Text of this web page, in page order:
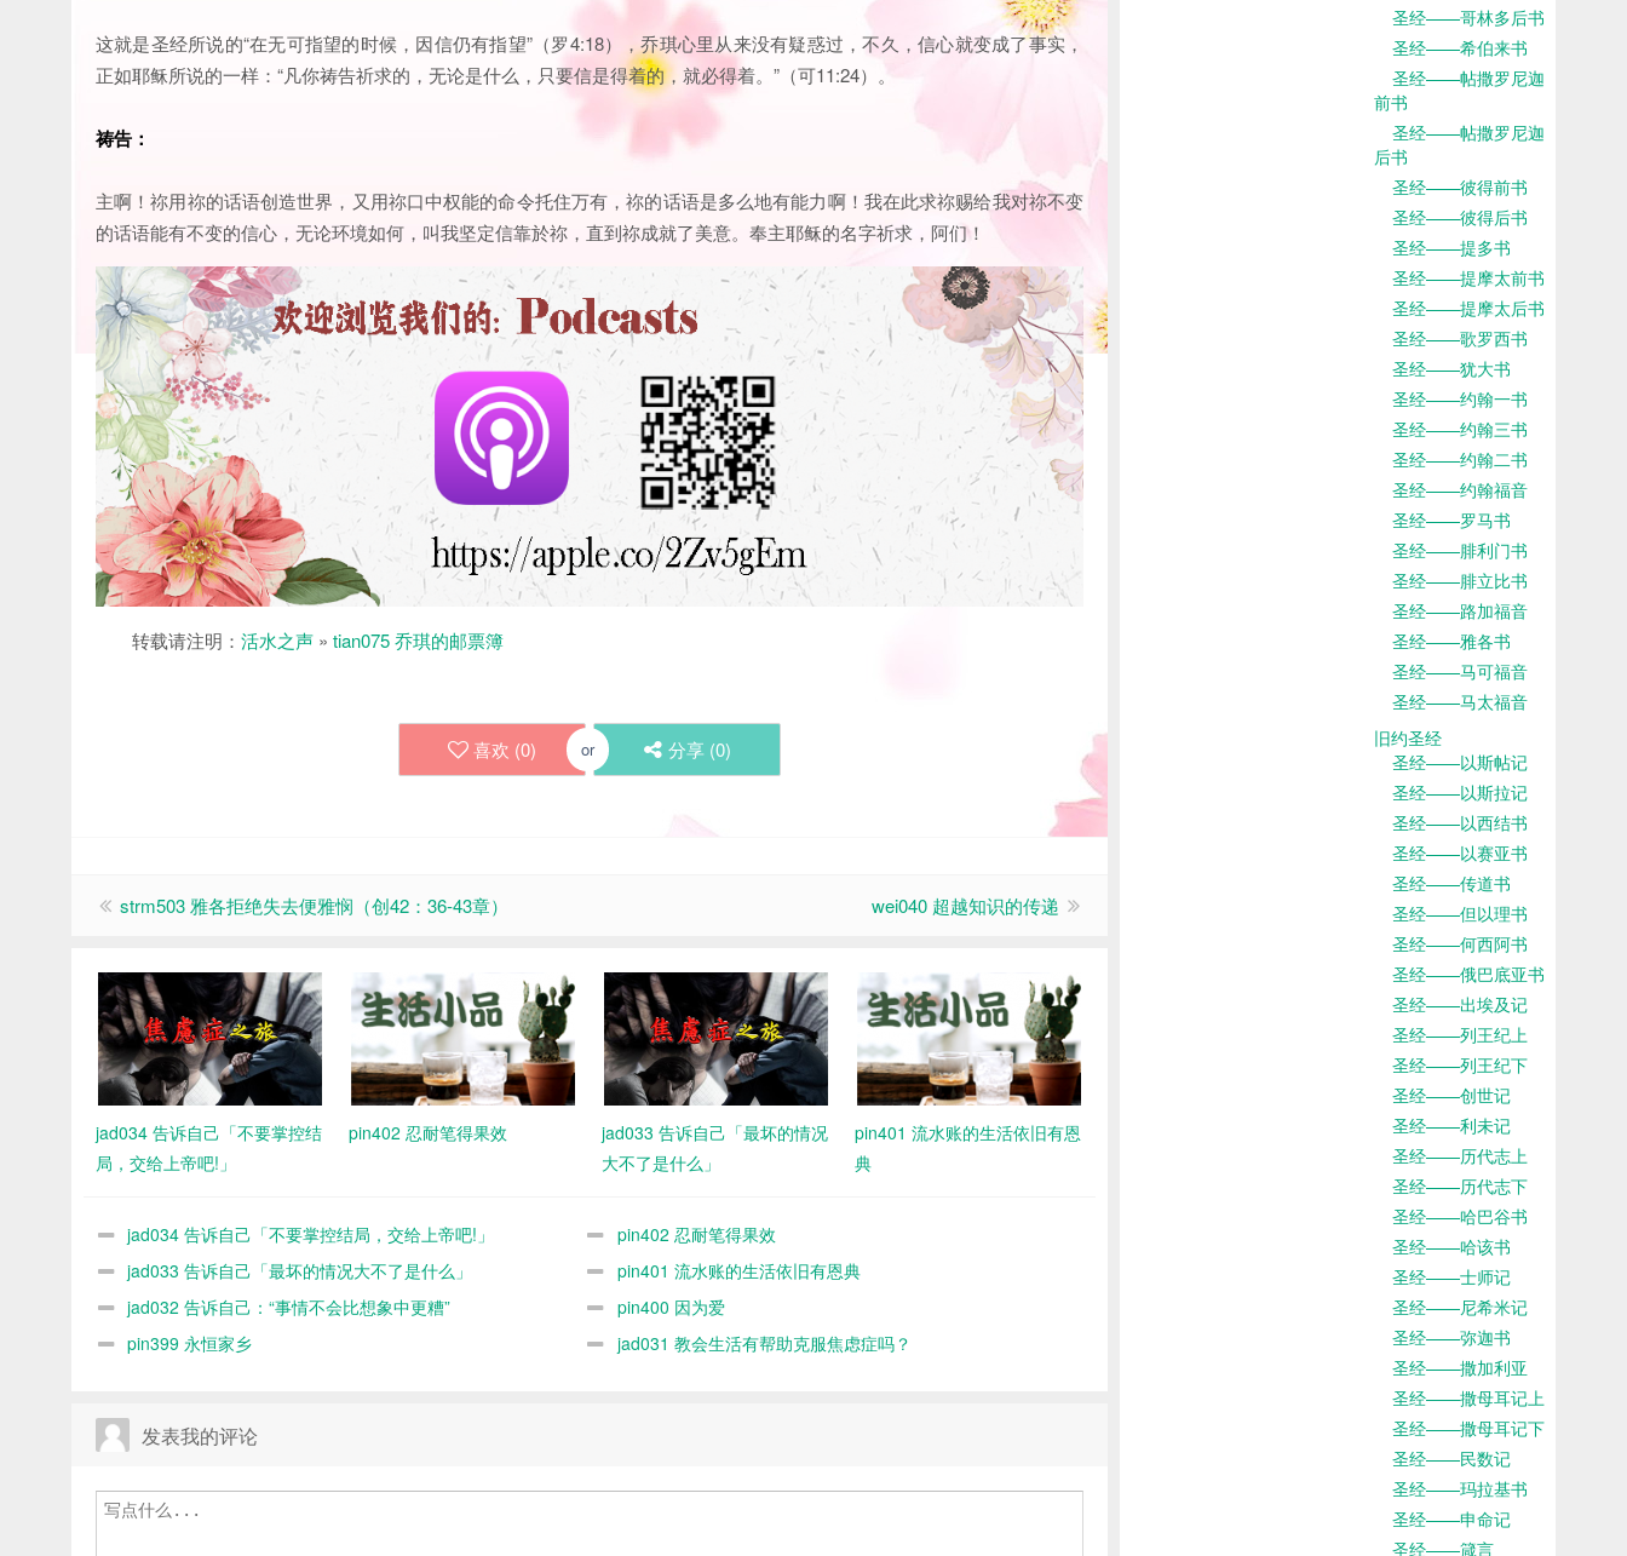
这就是圣经所说的“在无可指望的时候，因信仍有指望”（罗4:18），乔琪心里从来没有疑惑过，不久，信心就变成了事实，
正如耶稣所说的一样：“凡你祷告祈求的，无论是什么，只要信是得着的，就必得着。”（可11:24）。
祷告：
主啊！祢用祢的话语创造世界，又用祢口中权能的命令托住万有，祢的话语是多么地有能力啊！我在此求祢赐给我对祢不变
的话语能有不变的信心，无论环境如何，叫我坚定信靠於祢，直到祢成就了美意。奉主耶稣的名字祈求，阿们！
转载请注明： 活水之声 » tian075 乔琪的邮票簿
喜欢 (0) or 分享 (0)
strm503 雅各拒绝失去便雅悯（创42：36-43章） wei040 超越知识的传递
jad034 告诉自己「不要掌控结
局，交给上帝吧!」
pin402 忍耐笔得果效
jad033 告诉自己「最坏的情况
大不了是什么」
pin401 流水账的生活依旧有恩
典
jad034 告诉自己「不要掌控结局，交给上帝吧!」
pin402 忍耐笔得果效
jad033 告诉自己「最坏的情况大不了是什么」
pin401 流水账的生活依旧有恩典
jad032 告诉自己：“事情不会比想象中更糟”
pin400 因为爱
pin399 永恒家乡
jad031 教会生活有帮助克服焦虑症吗？
发表我的评论
圣经——哥林多后书
圣经——希伯来书
圣经——帖撒罗尼迦
前书
圣经——帖撒罗尼迦
后书
圣经——彼得前书
圣经——彼得后书
圣经——提多书
圣经——提摩太前书
圣经——提摩太后书
圣经——歌罗西书
圣经——犹大书
圣经——约翰一书
圣经——约翰三书
圣经——约翰二书
圣经——约翰福音
圣经——罗马书
圣经——腓利门书
圣经——腓立比书
圣经——路加福音
圣经——雅各书
圣经——马可福音
圣经——马太福音
旧约圣经
圣经——以斯帖记
圣经——以斯拉记
圣经——以西结书
圣经——以赛亚书
圣经——传道书
圣经——但以理书
圣经——何西阿书
圣经——俄巴底亚书
圣经——出埃及记
圣经——列王纪上
圣经——列王纪下
圣经——创世记
圣经——利未记
圣经——历代志上
圣经——历代志下
圣经——哈巴谷书
圣经——哈该书
圣经——士师记
圣经——尼希米记
圣经——弥迦书
圣经——撒加利亚
圣经——撒母耳记上
圣经——撒母耳记下
圣经——民数记
圣经——玛拉基书
圣经——申命记
圣经——箴言